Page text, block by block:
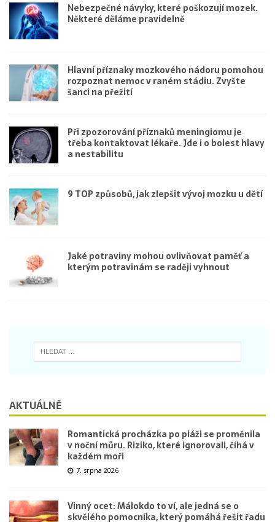
Nebezpečné návyky, které poškozují mozek.
Některé děláme pravidelně
Hlavní příznaky mozkového nádoru pomohou
rozpoznat nemoc v raném stádiu. Zvyšte
šanci na přežití
Při zpozorování příznaků meningiomu je
třeba kontaktovat lékaře. Jde i o bolest hlavy
a nestabilitu
9 TOP způsobů, jak zlepšit vývoj mozku u dětí
Jaké potraviny mohou ovlivňovat paměť a
kterým potravinám se raději vyhnout
AKTUÁLNĚ
Romantická procházka po pláži se proměnila
v noční můru. Riziko, které ignorovali, číhá v
každém moři
7. srpna 2026
Vinný ocet: Málokdo to ví, ale jedná se o
skvělého pomocníka, který pomáhá řešit řadu